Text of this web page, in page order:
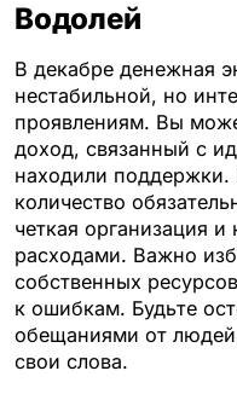
Водолей
В декабре денежная
нестабильной, но
проявлениям. Вы
доход, связанный с
находили поддержки.
количество
четкая организация
расходами. Важно
собственных
к ошибкам. Будьте
обещаниями от
свои слова.